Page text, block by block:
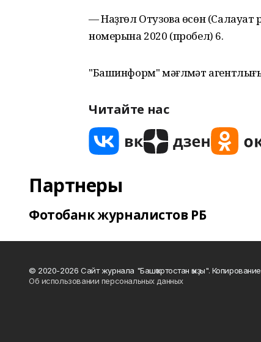
— Наҙгөл Отузова өсөн
номерына 2020 (пробел) 6.
"Башинформ" мәғлүмәт
Читайте нас
Партнеры
Фотобанк журналистов РБ
© 2020-2026 Сайт журнала "Башҡортостан ҡыҙы".
Об использовании персональных данных